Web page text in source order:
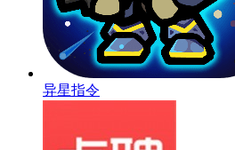
异星指令